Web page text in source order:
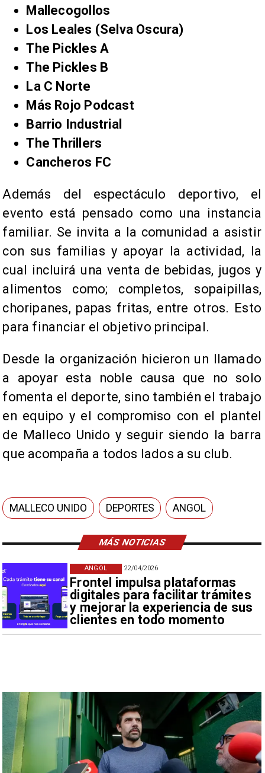
MÁS NOTICIAS
22/04/2026
Frontel impulsa plataformas
digitales para facilitar trámites
y mejorar la experiencia de sus
clientes en todo momento
ANGOL
Mallecogollos
Los Leales (Selva Oscura)
The Pickles A
The Pickles B
La C Norte
Más Rojo Podcast
Barrio Industrial
The Thrillers
Cancheros FC
Además del espectáculo deportivo, el
evento está pensado como una instancia
familiar. Se invita a la comunidad a asistir
con sus familias y apoyar la actividad, la
cual incluirá una venta de bebidas, jugos y
alimentos como; completos, sopaipillas,
choripanes, papas fritas, entre otros. Esto
para financiar el objetivo principal.
Desde la organización hicieron un llamado
a apoyar esta noble causa que no solo
fomenta el deporte, sino también el trabajo
en equipo y el compromiso con el plantel
de Malleco Unido y seguir siendo la barra
que acompaña a todos lados a su club.
MALLECO UNIDO DEPORTES ANGOL